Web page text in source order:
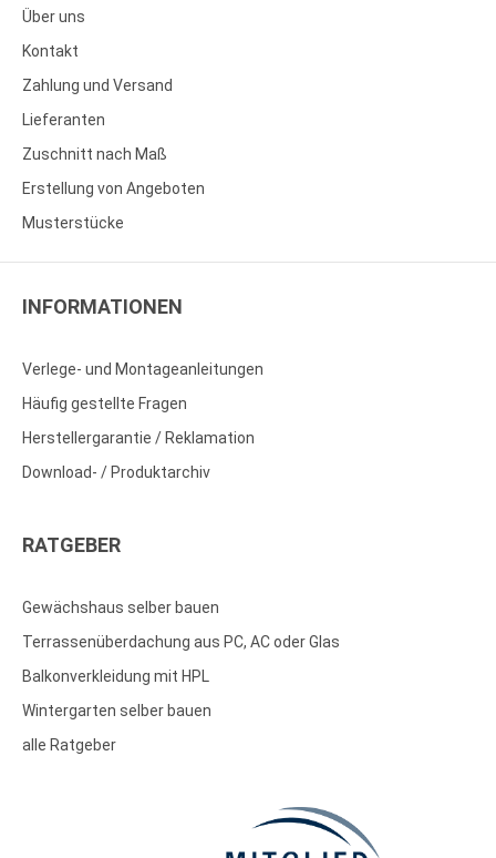
Über uns
Kontakt
Zahlung und Versand
Lieferanten
Zuschnitt nach Maß
Erstellung von Angeboten
Musterstücke
INFORMATIONEN
Verlege- und Montageanleitungen
Häufig gestellte Fragen
Herstellergarantie / Reklamation
Download- / Produktarchiv
RATGEBER
Gewächshaus selber bauen
Terrassenüberdachung aus PC, AC oder Glas
Balkonverkleidung mit HPL
Wintergarten selber bauen
alle Ratgeber